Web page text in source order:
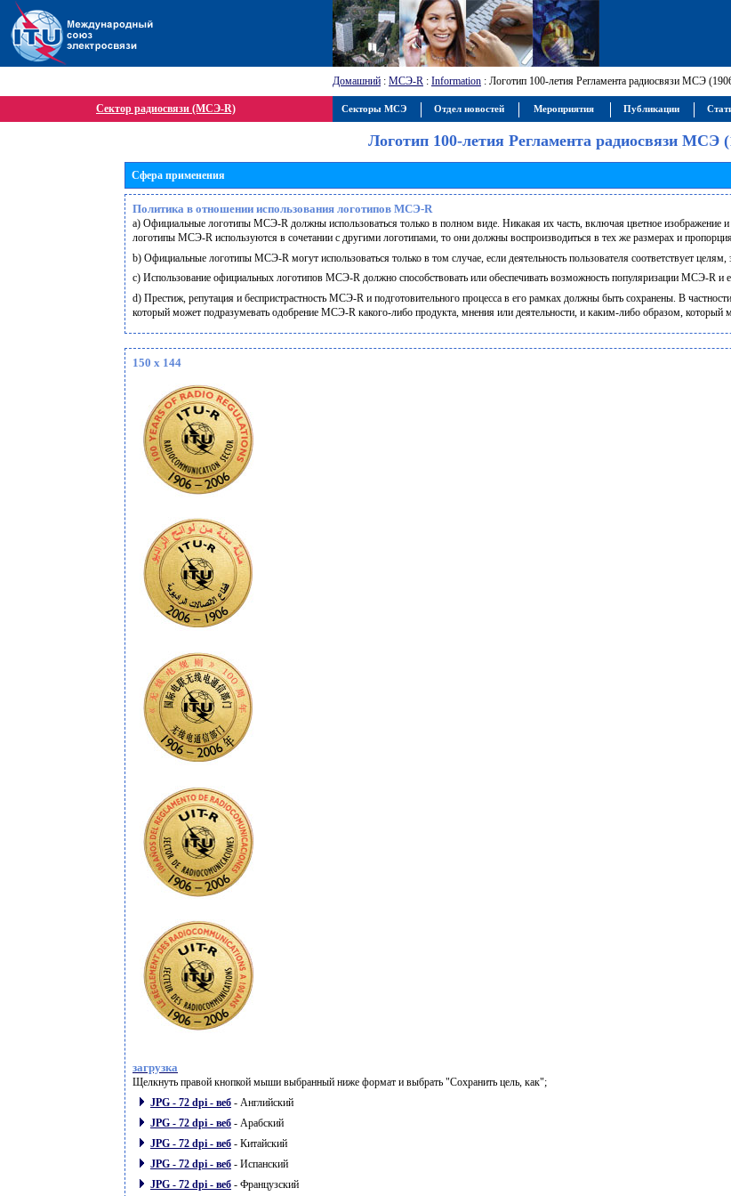
Домашний : МСЭ-R : Information : Логотип 100-летия Регламента радиосвязи МСЭ
Сектор радиосвязи (МСЭ-R)
Логотип 100-летия Регламента радиосвязи МСЭ
Сфера применения
Политика в отношении использования логотипов МСЭ-R
a) Официальные логотипы МСЭ-R должны использоваться только в полном виде. Никакая их часть, включая цветное изображение
логотипы МСЭ-R используются в сочетании с другими логотипами, то они должны воспроизводиться в тех же размерах и
b) Официальные логотипы МСЭ-R могут использоваться только в том случае, если деятельность пользователя соответствует
c) Использование официальных логотипов МСЭ-R должно способствовать или обеспечивать возможность популяризации МСЭ-R и
d) Престиж, репутация и беспристрастность МСЭ-R и подготовительного процесса в его рамках должны быть сохранены. В
который может подразумевать одобрение МСЭ-R какого-либо продукта, мнения или деятельности, и каким-либо образом, который
150 x 144
загрузка
Щелкнуть правой кнопкой мыши выбранный ниже формат и выбрать "Сохранить цель, как";
JPG - 72 dpi - веб - Английский
JPG - 72 dpi - веб - Арабский
JPG - 72 dpi - веб - Китайский
JPG - 72 dpi - веб - Испанский
JPG - 72 dpi - веб - Французский
Секторы МСЭ Отдел новостей Мероприятия Публикации